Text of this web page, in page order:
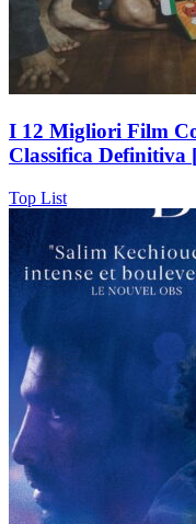
I 12 Migliori Film
Classifica Definitiva
Top List